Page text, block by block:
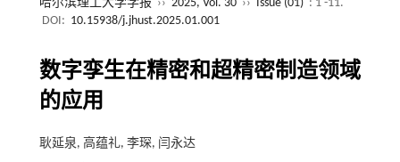
哈尔滨理工大学学报 ›› 2025, Vol. 30 ›› Issue (01) : 1 -11.
DOI: 10.15938/j.jhust.2025.01.001
数字孪生在精密和超精密制造领域
的应用
耿延泉, 高蕴礼, 李琛, 闫永达